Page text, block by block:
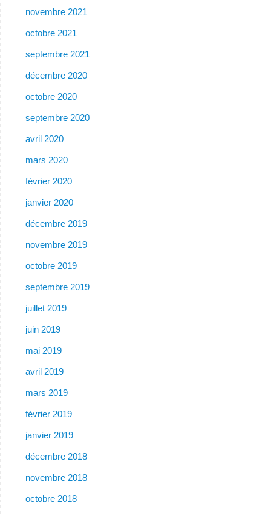
novembre 2021
octobre 2021
septembre 2021
décembre 2020
octobre 2020
septembre 2020
avril 2020
mars 2020
février 2020
janvier 2020
décembre 2019
novembre 2019
octobre 2019
septembre 2019
juillet 2019
juin 2019
mai 2019
avril 2019
mars 2019
février 2019
janvier 2019
décembre 2018
novembre 2018
octobre 2018